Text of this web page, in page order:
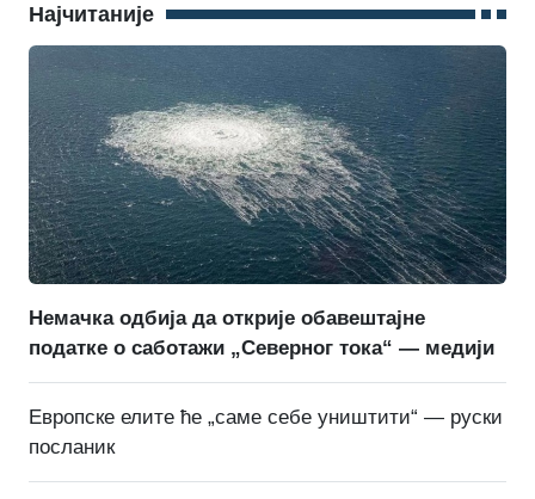
Најчитаније
Немачка одбија да открије обавештајне
податке о саботажи „Северног тока“ — медији
Европске елите ће „саме себе уништити“ — руски
посланик